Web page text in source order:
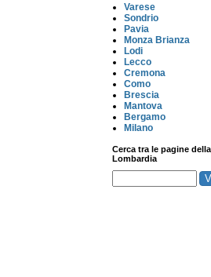
Varese
Sondrio
Pavia
Monza Brianza
Lodi
Lecco
Cremona
Como
Brescia
Mantova
Bergamo
Milano
Cerca tra le pagine della
Lombardia